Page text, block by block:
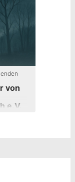
von
e.V.